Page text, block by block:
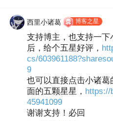
西里小诸葛 博客之星
支持博主，也支持一下
后，给个五星好评，
cs/
9
也可以直接点击小诸
面的五颗星星， https://
45941099
谢谢支持！必回